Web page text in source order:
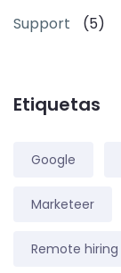
Support (5)
Etiquetas
Google
Marketeer
Remote hiring